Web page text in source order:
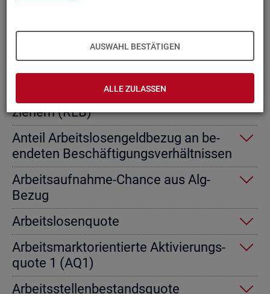
AUSWAHL BESTÄTIGEN
ALLE ZULASSEN
Leis­tungs­be­rech­tig­te
Ab­gangs­ra­te von Ar­beits­lo­sen­geld­
emp­fän­gern
Ab­gangs­ra­te von Re­gel­leis­tungs­be­
zie­hern (RLB)
An­teil Ar­beits­lo­sen­geld­be­zug an be­
en­de­ten Be­schäf­ti­gungs­ver­hält­nis­sen
Ar­beits­auf­nah­me-Chan­ce aus Alg-
Bezug
Ar­beits­lo­sen­quo­te
Ar­beits­markt­ori­en­tier­te Ak­ti­vie­rungs­
quo­te 1 (AQ1)
Ar­beits­stel­len­be­stands­quo­te